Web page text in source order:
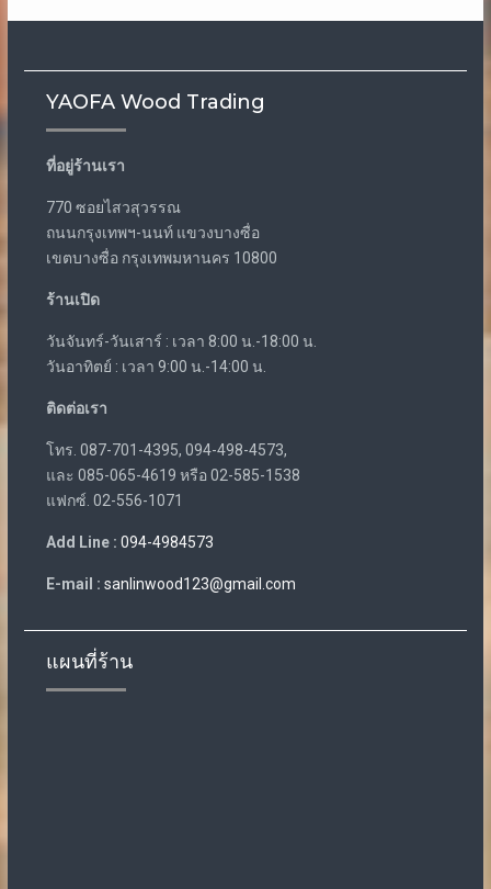
YAOFA Wood Trading
ที่อยู่ร้านเรา
770 ซอยไสวสุวรรณ
ถนนกรุงเทพฯ-นนท์ แขวงบางซื่อ
เขตบางซื่อ กรุงเทพมหานคร 10800
ร้านเปิด
วันจันทร์-วันเสาร์ : เวลา 8:00 น.-18:00 น.
วันอาทิตย์ : เวลา 9:00 น.-14:00 น.
ติดต่อเรา
โทร. 087-701-4395, 094-498-4573,
และ 085-065-4619 หรือ 02-585-1538
แฟกซ์. 02-556-1071
Add Line : 094-4984573
E-mail : sanlinwood123@gmail.com
แผนที่ร้าน